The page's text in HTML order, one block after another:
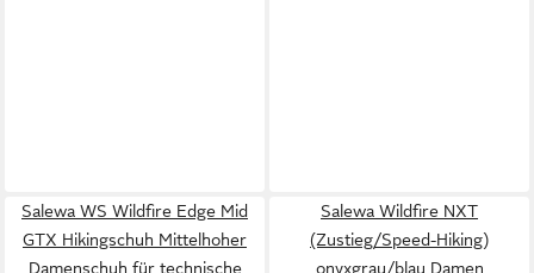
Salewa WS Wildfire Edge Mid
GTX Hikingschuh Mittelhoher
Damenschuh für technische
Salewa Wildfire NXT
(Zustieg/Speed-Hiking)
onyxgrau/blau Damen